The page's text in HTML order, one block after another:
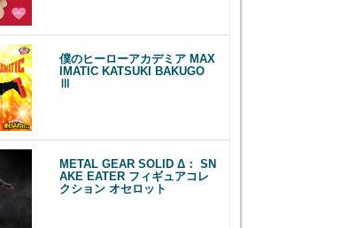
僕のヒーローアカデミア MAX
IMATIC KATSUKI BAKUGO
Ⅲ
METAL GEAR SOLID Δ： SN
AKE EATER フィギュアコレ
クション オセロット